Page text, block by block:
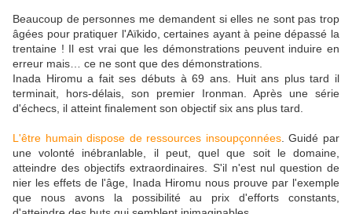
Beaucoup de personnes me demandent si elles ne sont pas trop
âgées pour pratiquer l'Aïkido, certaines ayant à peine dépassé la
trentaine ! Il est vrai que les démonstrations peuvent induire en
erreur mais… ce ne sont que des démonstrations.
Inada Hiromu a fait ses débuts à 69 ans. Huit ans plus tard il
terminait, hors-délais, son premier Ironman. Après une série
d'échecs, il atteint finalement son objectif six ans plus tard.
L'être humain dispose de ressources insoupçonnées. Guidé par
une volonté inébranlable, il peut, quel que soit le domaine,
atteindre des objectifs extraordinaires. S'il n'est nul question de
nier les effets de l'âge, Inada Hiromu nous prouve par l'exemple
que nous avons la possibilité au prix d'efforts constants,